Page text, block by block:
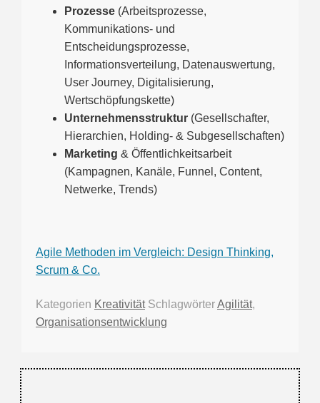
Prozesse (Arbeitsprozesse,
Kommunikations- und
Entscheidungsprozesse,
Informationsverteilung, Datenauswertung,
User Journey, Digitalisierung,
Wertschöpfungskette)
Unternehmensstruktur (Gesellschafter,
Hierarchien, Holding- & Subgesellschaften)
Marketing & Öffentlichkeitsarbeit
(Kampagnen, Kanäle, Funnel, Content,
Netwerke, Trends)
Agile Methoden im Vergleich: Design Thinking,
Scrum & Co.
Kategorien Kreativität SchlagwörterAgilität,
Organisationsentwicklung